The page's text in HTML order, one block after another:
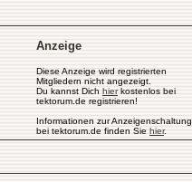
Anzeige
Diese Anzeige wird registrierten
Mitgliedern nicht angezeigt.
Du kannst Dich hierkostenlos bei
tektorum.de registrieren!
Informationen zur Anzeigenschaltung
bei tektorum.de finden Sie hier.